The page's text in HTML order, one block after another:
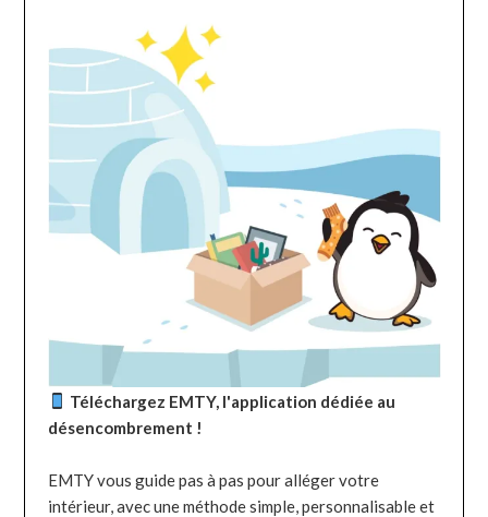
Téléchargez EMTY, l'application dédiée au
désencombrement !
EMTY vous guide pas à pas pour alléger votre
intérieur, avec une méthode simple, personnalisable et